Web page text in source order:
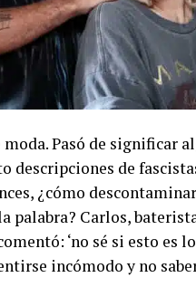
moda. Pasó de significar
descripciones de
¿cómo
Carlos,
‘no sé si esto es
incómodo y no